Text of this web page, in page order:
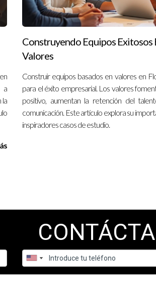
contactando a Ignacio Valenzuela hoy
inquietudes y guiarte hacia las mejores
en Florida?
puedes aprovechar al máximo el mercado
si han implementado iniciativas que
inmobiliario?
a
la
Construyendo Equipos Exitosos
Valores
Construir equipos basados en valores en
para el éxito empresarial. Los valores
positivo, aumentan la retención del
comunicación. Este artículo explora su
inspiradores casos de estudio.